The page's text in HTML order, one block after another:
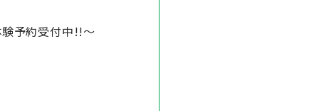
験予約受付中!!～